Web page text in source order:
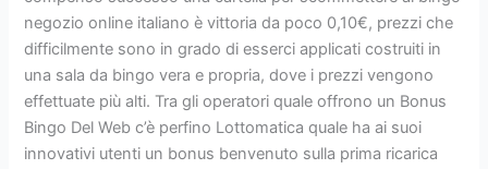
negozio online italiano è vittoria da poco 0,10€, prezzi che
difficilmente sono in grado di esserci applicati costruiti in
una sala da bingo vera e propria, dove i prezzi vengono
effettuate più alti. Tra gli operatori quale offrono un Bonus
Bingo Del Web c’è perfino Lottomatica quale ha ai suoi
innovativi utenti un bonus benvenuto sulla prima ricarica